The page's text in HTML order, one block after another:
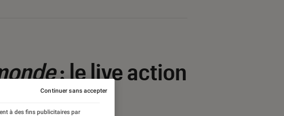
: le live action
barre ?
à des fins publicitaires par
Continuer sans accepter